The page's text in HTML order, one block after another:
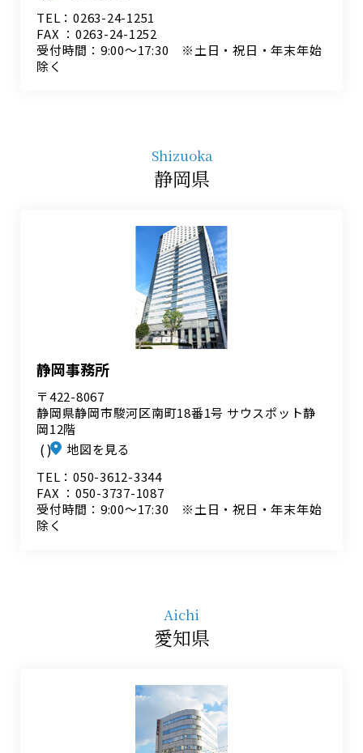
TEL：0263-24-1251
FAX ：0263-24-1252
受付時間：9:00～17:30 ※土日・祝日・年末年始
除く
Shizuoka
静岡県
静岡事務所
〒422-8067
静岡県静岡市駿河区南町18番1号 サウスポット静
岡12階
地図を見る
TEL：050-3612-3344
FAX ：050-3737-1087
受付時間：9:00～17:30 ※土日・祝日・年末年始
除く
Aichi
愛知県